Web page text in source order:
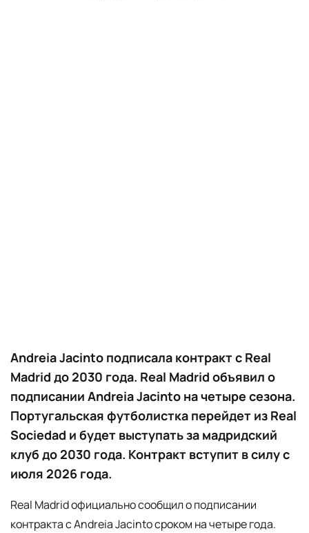
Andreia Jacinto подписала контракт с Real
Madrid до 2030 года. Real Madrid объявил о
подписании Andreia Jacinto на четыре сезона.
Португальская футболистка перейдет из Real
Sociedad и будет выступать за мадридский
клуб до 2030 года. Контракт вступит в силу с
июля 2026 года.
Real Madrid официально сообщил о подписании
контракта с Andreia Jacinto сроком на четыре года.